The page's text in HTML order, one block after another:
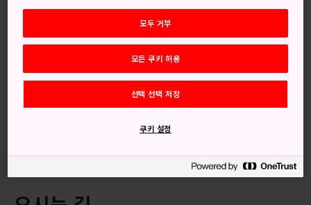
벚나무 위로 연이어 터지는 불꽃놀이
모두 거부
모든 쿠키 허용
선택 선택 저장
쿠키 설정